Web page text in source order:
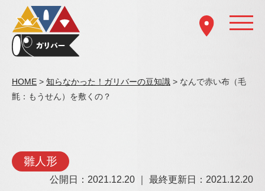
HOME > 知らなかった！ガリバーの豆知識 > なんで赤い布（毛
氈：もうせん）を敷くの？
雛人形
公開日：2021.12.20 ｜ 最終更新日：2021.12.20